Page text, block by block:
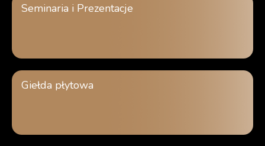
Seminaria i Prezentacje
Giełda płytowa